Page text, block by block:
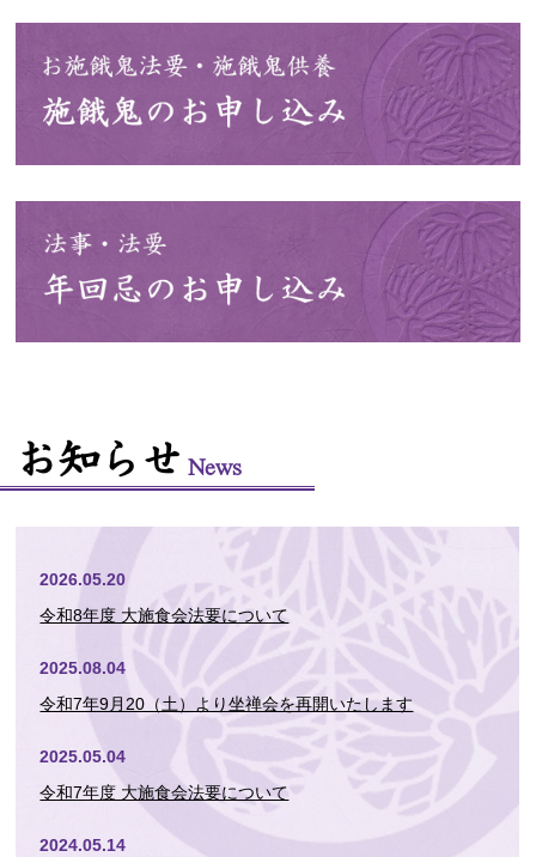
お知らせ News
2026.05.20
令和8年度 大施食会法要について
2025.08.04
令和7年9月20（土）より坐禅会を再開いたします
2025.05.04
令和7年度 大施食会法要について
2024.05.14